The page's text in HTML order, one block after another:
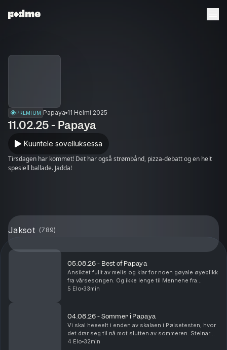
PREMIUM Papaya 11 Helmi 2025
11.02.25 - Papaya
Kuuntele sovelluksessa
Tirsdagen har kommet! Det har også strømbånd, pizza-debatt og en helt
spesiell ballade. Jadda!
Jaksot (789)
05.08.26 - Best of Papaya
Ansiktet fullt av melis og klar for noen gøyale øyeblikk
fra vårsesongen. Og ikke lenge til Mennene fra
Viennene er tilbake i sesong nå!
5 Elo 33min
04.08.26 - Sommer i Papaya
Vi skal heeeelt i enden av skalaen i Pølsetesten, hvor
det drar seg til nå mot slutten av sommeren. Steinar
kjører Route 66 og blir nesten drept. Det er
4 Elo 32min